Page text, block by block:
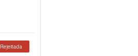
Rejeitada